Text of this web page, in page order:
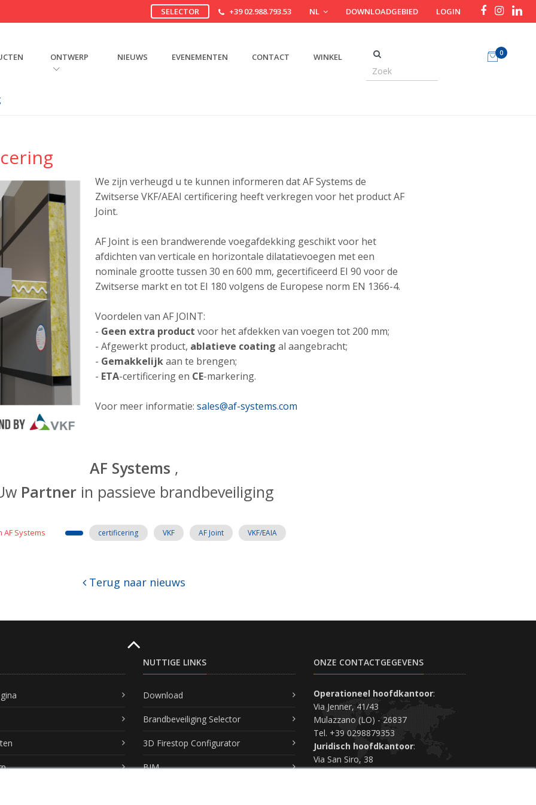
SELECTOR +39 02.988.793.53 NL DOWNLOADGEBIED LOGIN
ONTWERP NIEUWS EVENEMENTEN CONTACT WINKEL 0
We zijn verheugd u te kunnen informeren dat AF Systems de
Zwitserse VKF/AEAI certificering heeft verkregen voor het product AF
Joint.
AF Joint is een brandwerende voegafdekking geschikt voor het
afdichten van verticale en horizontale dilatatievoegen met een
nominale grootte tussen 30 en 600 mm, gecertificeerd EI 90 voor de
Zwitserse markt en tot EI 180 volgens de Europese norm EN 1366-4.
Voordelen van AF JOINT:
- Geen extra product voor het afdekken van voegen tot 200 mm;
- Afgewerkt product, ablatieve coating al aangebracht;
- Gemakkelijkaan te brengen;
- ETA-certificering en CE-markering.
Voor meer informatie: sales@af-systems.com
AF Systems ,
Partner in passieve brandbeveiliging
AF Systems certificering VKF AF Joint VKF/EAIA
Terug naar nieuws
NUTTIGE LINKS
Download
Brandbeveiliging Selector
3D Firestop Configurator
BIM
ONZE CONTACTGEGEVENS
Operationeel hoofdkantoor:
Via Jenner, 41/43
Mulazzano (LO) - 26837
Tel. +39 0298879353
Juridisch hoofdkantoor:
Via San Siro, 38
Piacenza (PC) - 29121